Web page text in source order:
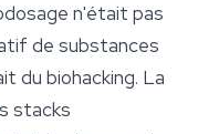
n'était pas
de substances
du biohacking. La
stacks